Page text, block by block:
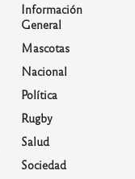
Información
General
Mascotas
Nacional
Política
Rugby
Salud
Sociedad